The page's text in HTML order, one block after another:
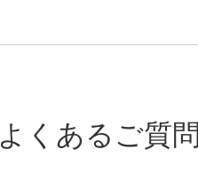
よくあるご質問